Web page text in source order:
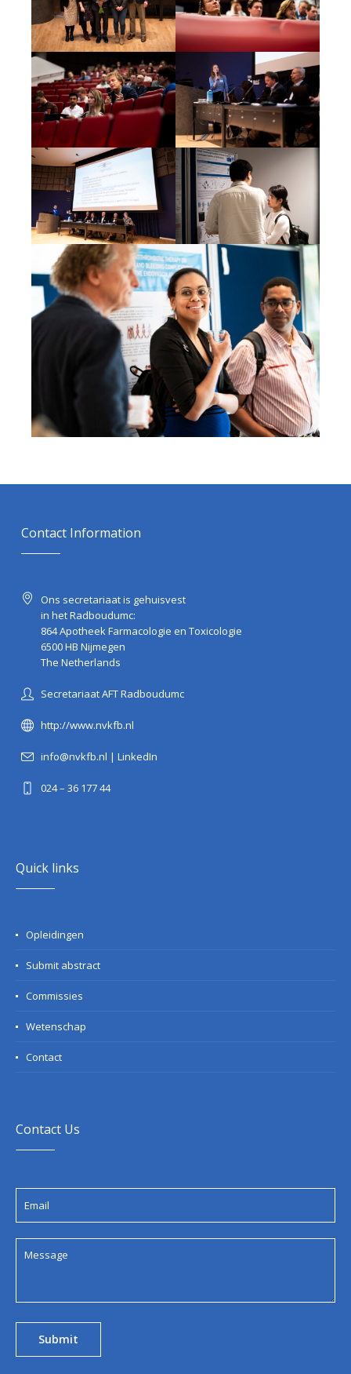
Contact Information
Ons secretariaat is gehuisvest
in het Radboudumc:
864 Apotheek Farmacologie en Toxicologie
6500 HB Nijmegen
The Netherlands
Secretariaat AFT Radboudumc
http://www.nvkfb.nl
info@nvkfb.nl |LinkedIn
024 – 36 177 44
Quick links
Opleidingen
Submit abstract
Commissies
Wetenschap
Contact
Contact Us